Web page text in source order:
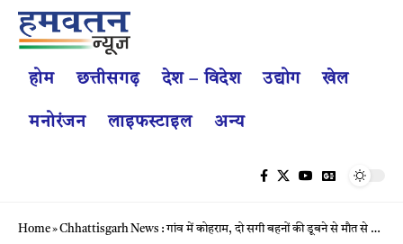
होम छत्तीसगढ़ देश – विदेश उद्योग खेल
मनोरंजन लाइफस्टाइल अन्य
Home»Chhattisgarh News : गांव में कोहराम, दो सगी बहनों की डूबने से मौत से फैला शोक